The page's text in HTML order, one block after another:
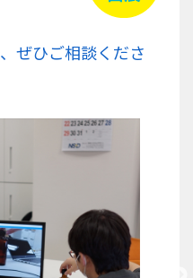
ぜひご相談くださ